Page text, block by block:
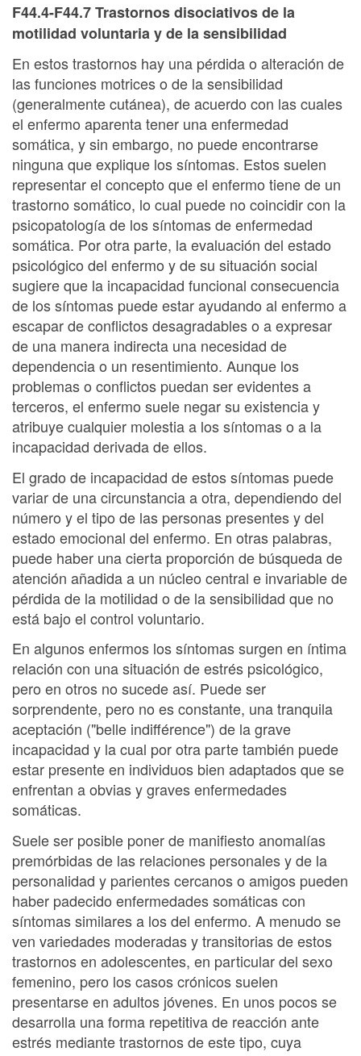
F44.4-F44.7 Trastornos disociativos de la
motilidad voluntaria y de la sensibilidad
En estos trastornos hay una pérdida o alteración de
las funciones motrices o de la sensibilidad
(generalmente cutánea), de acuerdo con las cuales
el enfermo aparenta tener una enfermedad
somática, y sin embargo, no puede encontrarse
ninguna que explique los síntomas. Estos suelen
representar el concepto que el enfermo tiene de un
trastorno somático, lo cual puede no coincidir con la
psicopatología de los síntomas de enfermedad
somática. Por otra parte, la evaluación del estado
psicológico del enfermo y de su situación social
sugiere que la incapacidad funcional consecuencia
de los síntomas puede estar ayudando al enfermo a
escapar de conflictos desagradables o a expresar
de una manera indirecta una necesidad de
dependencia o un resentimiento. Aunque los
problemas o conflictos puedan ser evidentes a
terceros, el enfermo suele negar su existencia y
atribuye cualquier molestia a los síntomas o a la
incapacidad derivada de ellos.
El grado de incapacidad de estos síntomas puede
variar de una circunstancia a otra, dependiendo del
número y el tipo de las personas presentes y del
estado emocional del enfermo. En otras palabras,
puede haber una cierta proporción de búsqueda de
atención añadida a un núcleo central e invariable de
pérdida de la motilidad o de la sensibilidad que no
está bajo el control voluntario.
En algunos enfermos los síntomas surgen en íntima
relación con una situación de estrés psicológico,
pero en otros no sucede así. Puede ser
sorprendente, pero no es constante, una tranquila
aceptación ("belle indifférence") de la grave
incapacidad y la cual por otra parte también puede
estar presente en individuos bien adaptados que se
enfrentan a obvias y graves enfermedades
somáticas.
Suele ser posible poner de manifiesto anomalías
premórbidas de las relaciones personales y de la
personalidad y parientes cercanos o amigos pueden
haber padecido enfermedades somáticas con
síntomas similares a los del enfermo. A menudo se
ven variedades moderadas y transitorias de estos
trastornos en adolescentes, en particular del sexo
femenino, pero los casos crónicos suelen
presentarse en adultos jóvenes. En unos pocos se
desarrolla una forma repetitiva de reacción ante
estrés mediante trastornos de este tipo, cuya